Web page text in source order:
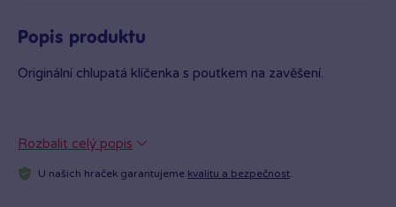
Popis produktu
Originální chlupatá klíčenka s poutkem na zavěšení.
Rozbalit celý popis
U našich hraček garantujeme kvalitu a bezpečnost.